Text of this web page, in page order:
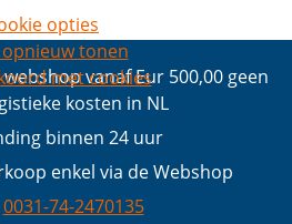
vanaf Eur 500,00 geen
kosten in NL
binnen 24 uur
enkel via de Webshop
0031-74-2470135
opties
tonen
met cookies